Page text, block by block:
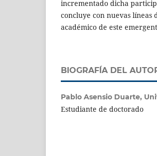
incrementado dicha
concluye con nuevas
académico de este
BIOGRAFÍA DEL
Pablo Asensio Duarte,
Estudiante de doctorado